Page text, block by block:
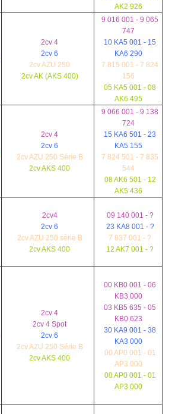
AK2 926
2cv 4
2cv 6
2cv AZU 250
2cv AK (AKS 400)
9 016 001 - 9 065
747
10 KA5 001 - 15
KA6 290
7 815 001 - 7 824
156
05 KA5 001 - 08
AK6 495
2cv 4
2cv 6
2cv AZU 250 Série B
2cv AKS 400
9 066 001 - 9 138
724
15 KA6 501 - 23
KA5 155
7 824 501 - 7 835
544
08 AK6 501 - 12
AK5 436
2cv4
2cv 6
2cv AZU 250 série B
2cv AKS 400
09 140 001 -?
23 KA8 001 - ?
7 837 001 - ?
12 AK7 001 - ?
2cv 4
2cv 4 Spot
2cv 6
2cv AZU 250 Série B
2cv AKS 400
00 KB0 001 - 06
KB3 000
03 KB5 635 - 05
KB0 623
30 KA9 001 - 38
KA3 000
00 AP0 001 - 01
AP3 000
00 AP0 001 - 01
AP3 000